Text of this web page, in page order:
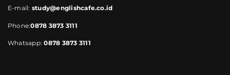
E-mail: study@englishcafe.co.id
Phone:0878 3873 3111
Whatsapp:0878 3873 3111